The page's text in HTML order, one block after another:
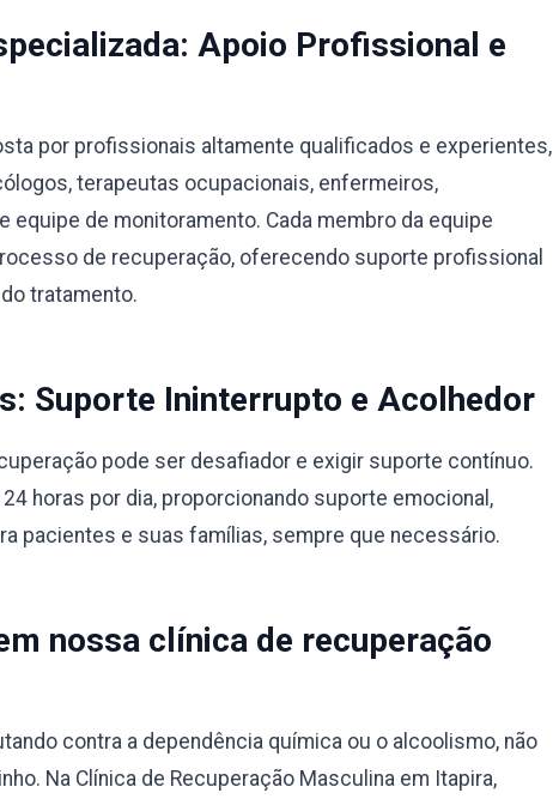
Apoio Profissional e
por profissionais altamente qualificados e experientes,
terapeutas ocupacionais, enfermeiros,
de monitoramento. Cada membro da equipe
de recuperação, oferecendo suporte profissional
tratamento.
Suporte Ininterrupto e Acolhedor
pode ser desafiador e exigir suporte contínuo.
horas por dia, proporcionando suporte emocional,
pacientes e suas famílias, sempre que necessário.
nossa clínica de recuperação
contra a dependência química ou o alcoolismo, não
Na Clínica de Recuperação Masculina em Itapira,